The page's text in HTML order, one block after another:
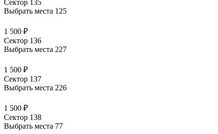
Сектор 135
Выбрать места 125
1 500 ₽
Сектор 136
Выбрать места 227
1 500 ₽
Сектор 137
Выбрать места 226
1 500 ₽
Сектор 138
Выбрать места 77